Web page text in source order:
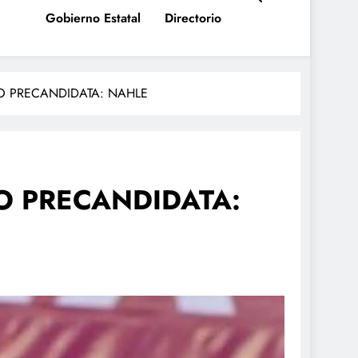
Gobierno Estatal Directorio
NAHLE
PRECANDIDATA: